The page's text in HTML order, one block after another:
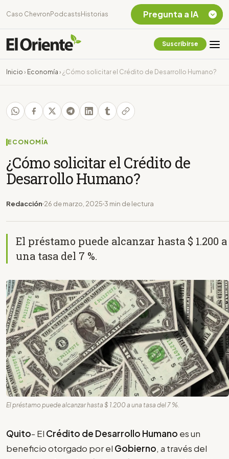
Caso Chevron Podcasts Historias
Suscribirse
Inicio › Economía › ¿Cómo solicitar el Crédito de Desarrollo Humano?
ECONOMÍA
¿Cómo solicitar el Crédito de
Desarrollo Humano?
Redacción 26 de marzo, 2025 3 min de lectura
El préstamo puede alcanzar hasta $ 1.200 a
una tasa del 7 %.
El préstamo puede alcanzar hasta $ 1.200 a una tasa del 7 %.
Quito- El Crédito de Desarrollo Humano es un
beneficio otorgado por el Gobierno, a través del
Pregunta a IA
Chevron Ecuador